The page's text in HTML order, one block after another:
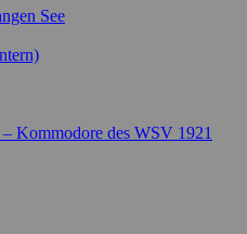
See
Kommodore des WSV 1921